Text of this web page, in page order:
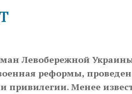
Левобережной
реформы,
привилегии. Менее